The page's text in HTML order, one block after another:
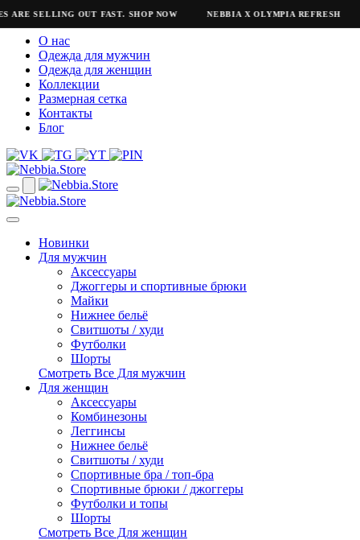
ARE SELLING OUT FAST. SHOP NOW NEBBIA X OLYMPIA REFRESH
О нас
Одежда для мужчин
Одежда для женщин
Коллекции
Размерная сетка
Контакты
Блог
Новинки
Для мужчин
Аксессуары
Джоггеры и спортивные брюки
Майки
Нижнее бельё
Свитшоты / худи
Футболки
Шорты
Смотреть Все Для мужчин
Для женщин
Аксессуары
Комбинезоны
Леггинсы
Нижнее бельё
Свитшоты / худи
Спортивные бра / топ-бра
Спортивные брюки / джоггеры
Футболки и топы
Шорты
Смотреть Все Для женщин